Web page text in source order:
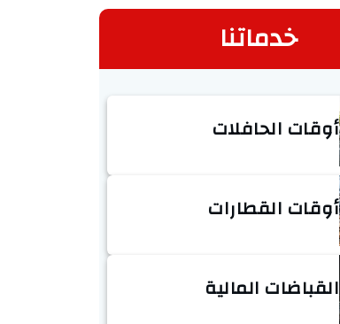
خدماتنا
أوقات الحافلات
أوقات القطارات
القباضات المالية